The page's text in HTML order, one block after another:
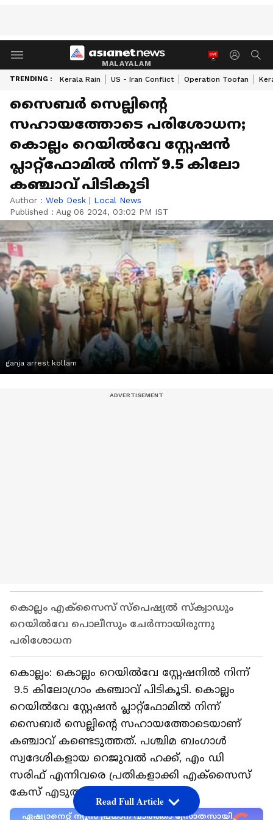
MALAYALAM
TRENDING : Kerala Rain US - Iran Conflict Operation Toofan
സൈബർ സെല്ലിന്‍റെ
സഹായത്തോടെ പരിശോധന;
കൊല്ലം റെയിൽവേ സ്റ്റേഷൻ
പ്ലാറ്റ്‌ഫോമിൽ നിന്ന് 9.5 കിലോ
കഞ്ചാവ് പിടികൂടി
Author : Web Desk | Local News
Published : Aug 06 2024, 03:02 PM IST
ganja arrest kollam
കൊല്ലം എക്സൈസ് സ്‌പെഷ്യൽ സ്‌ക്വാഡും
റെയിൽവേ പൊലീസും ചേർന്നായിരുന്നു
പരിശോധന
കൊല്ലം: കൊല്ലം റെയിൽവേ സ്റ്റേഷനിൽ നിന്ന്
9.5 കിലോഗ്രാം കഞ്ചാവ് പിടികൂടി. കൊല്ലം
റെയിൽവേ സ്റ്റേഷൻ പ്ലാറ്റ്‌ഫോമിൽ നിന്ന്
സൈബർ സെല്ലിന്റെ സഹായത്തോടെയാണ്
കഞ്ചാവ് കണ്ടെടുത്തത്. പശ്ചിമ ബംഗാൾ
സ്വദേശികളായ റെജുവൽ ഹക്ക്, എം ഡി
സരിഫ് എന്നിവരെ പ്രതികളാക്കി എക്സൈസ്
കേസ് എടുത്തു.
ഏഷ്യാനെറ്റ് ന്യൂസ് പ്രധാന വാർത്താ സ്രോതസായി
Read Full Article